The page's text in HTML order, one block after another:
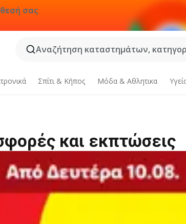
σας
Αναζήτηση καταστημάτων,
Σπίτι & Κήπος Μόδα & Aθλητικα
και εκπτώσεις